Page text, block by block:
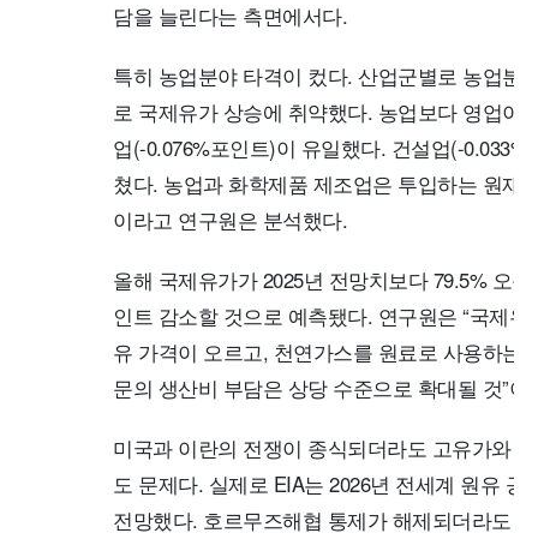
담을 늘린다는 측면에서다.
특히 농업분야 타격이 컸다. 산업군별로 농업분
로 국제유가 상승에 취약했다. 농업보다 영업이
업(-0.076%포인트)이 유일했다. 건설업(-
쳤다. 농업과 화학제품 제조업은 투입하는 원재
이라고 연구원은 분석했다.
올해 국제유가가 2025년 전망치보다 79.5% 오
인트 감소할 것으로 예측됐다. 연구원은 “국제
유 가격이 오르고, 천연가스를 원료로 사용하는
문의 생산비 부담은 상당 수준으로 확대될 것”이
미국과 이란의 전쟁이 종식되더라도 고유가와
도 문제다. 실제로 EIA는 2026년 전세계 원유
전망했다. 호르무즈해협 통제가 해제되더라도